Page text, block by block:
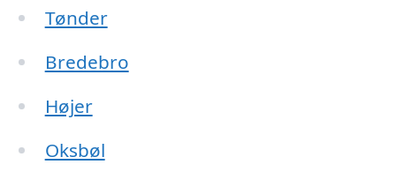
Tønder
Bredebro
Højer
Oksbøl